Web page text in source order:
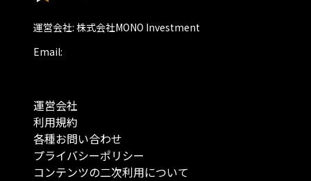
運営会社: 株式会社MONO Investment
Email:
運営会社
利用規約
各種お問い合わせ
プライバシーポリシー
コンテンツの二次利用について